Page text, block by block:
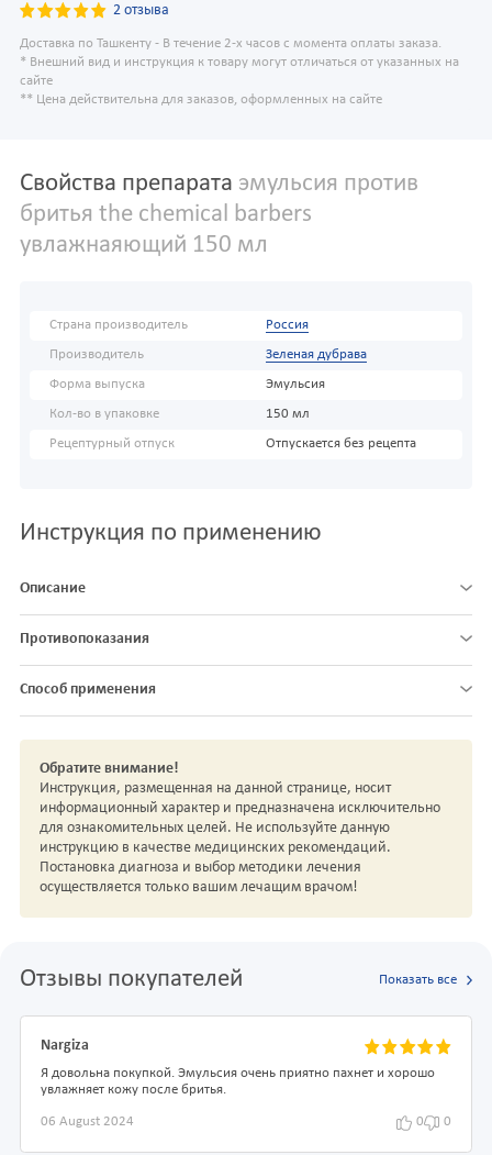
2 отзыва
Доставка по Ташкенту - В течение 2-х часов с момента оплаты заказа.
* Внешний вид и инструкция к товару могут отличаться от указанных на
сайте
** Цена действительна для заказов, оформленных на сайте
Свойства препарата эмульсия против
бритья the chemical barbers
увлажнаяющий 150 мл
Страна производитель Россия
Производитель Зеленая дубрава
Форма выпуска Эмульсия
Кол-во в упаковке 150 мл
Рецептурный отпуск Отпускается без рецепта
Инструкция по применению
Описание
Противопоказания
Способ применения
Обратите внимание!
Инструкция, размещенная на данной странице, носит
информационный характер и предназначена исключительно
для ознакомительных целей. Не используйте данную
инструкцию в качестве медицинских рекомендаций.
Постановка диагноза и выбор методики лечения
осуществляется только вашим лечащим врачом!
Отзывы покупателей Показать все
Nargiza
Я довольна покупкой. Эмульсия очень приятно пахнет и хорошо
увлажняет кожу после бритья.
06 August 2024 0 0